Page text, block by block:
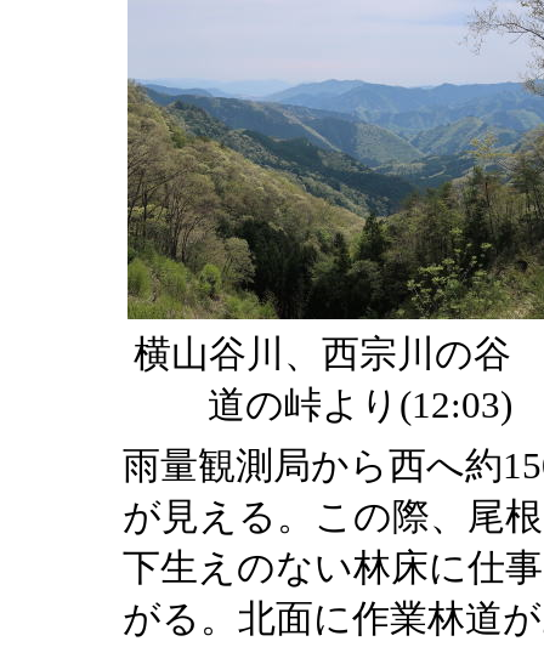
横山谷川、西宗川の谷
道の峠より(12:03)
雨量観測局から西へ約
が見える。この際、尾
下生えのない林床に仕
がる。北面に作業林道